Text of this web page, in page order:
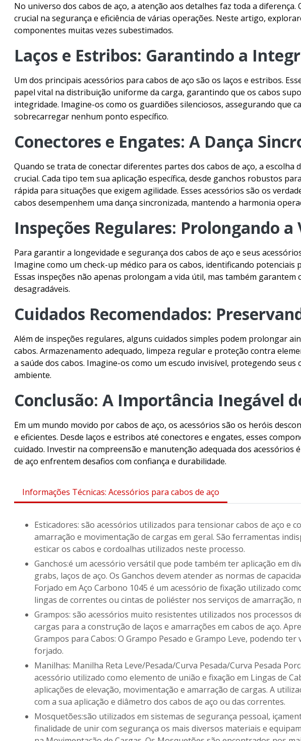
Ferramentas
Lubrificantes
No universo dos cabos de aço, a atenção aos detalhes faz toda a
crucial na segurança e eficiência de várias operações. Neste artigo,
componentes muitas vezes subestimados.
Laços e Estribos: Garantindo a
Um dos principais acessórios para cabos de aço são os laços e estribos.
papel vital na distribuição uniforme da carga, garantindo que os cabos
integridade. Imagine-os como os guardiões silenciosos, assegurando que
sobrecarregar nenhum ponto específico.
Conectores e Engates: A Dança
Quando se trata de conectar diferentes partes dos cabos de aço, a escolha
crucial. Cada tipo tem sua aplicação específica, desde ganchos robustos
rápida para situações que exigem agilidade. Esses acessórios são os
cabos desempenhem uma dança sincronizada, mantendo a harmonia
Inspeções Regulares: Prolongando
Para garantir a longevidade e segurança dos cabos de aço e seus
Imagine como um check-up médico para os cabos, identificando
Essas inspeções não apenas prolongam a vida útil, mas também
desagradáveis.
Cuidados Recomendados:
Além de inspeções regulares, alguns cuidados simples podem prolongar
cabos. Armazenamento adequado, limpeza regular e proteção contra
a saúde dos cabos. Imagine-os como um escudo invisível, protegendo seus
ambiente.
Conclusão: A Importância Inegável
Em um mundo movido por cabos de aço, os acessórios são os heróis
e eficientes. Desde laços e estribos até conectores e engates, esses
cuidado. Investir na compreensão e manutenção adequada dos acessórios
de aço enfrentem desafios com confiança e durabilidade.
Informações Técnicas: Acessórios para cabos de aço
Esticadores: são acessórios utilizados para tensionar cabos de aço e cordoalhas nos processos de fixação e
amarração e movimentação de cargas em geral. São ferramentas
esticar os cabos e cordoalhas utilizados neste processo.
Ganchos:é um acessório versátil que pode também ter aplicação em diversos conjuntos como cordoalhas,
grabs, laços de aço. Os Ganchos devem atender as normas de
Forjado em Aço Carbono 1045 é um acessório de fixação utilizado
lingas de correntes ou cintas de poliéster nos serviços de amarração,
Grampos: são acessórios muito resistentes utilizados nos processos de fixação, amarração e elevação de
cargas para a construção de laços e amarrações em cabos de aço.
Grampos para Cabos: O Grampo Pesado e Grampo Leve, podendo
forjado.
Manilhas: Manilha Reta Leve/Pesada/Curva Pesada/Curva Pesada Porca e Cupilha: com pino roscado é um
acessório utilizado como elemento de união e fixação em Lingas de
aplicações de elevação, movimentação e amarração de cargas. A
com a sua aplicação e diâmetro dos cabos de aço ou das correntes.
Mosquetões:são utilizados em sistemas de segurança pessoal, içamento de cargas e ancoragens. Têm a
finalidade de unir com segurança os mais diversos materiais e